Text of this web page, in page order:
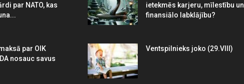
par NATO, kas
par OIK
nosauc savus
ietekmēs karjeru, mīlestību un
finansiālo labklājību?
Ventspilnieks joko (29.VIII)